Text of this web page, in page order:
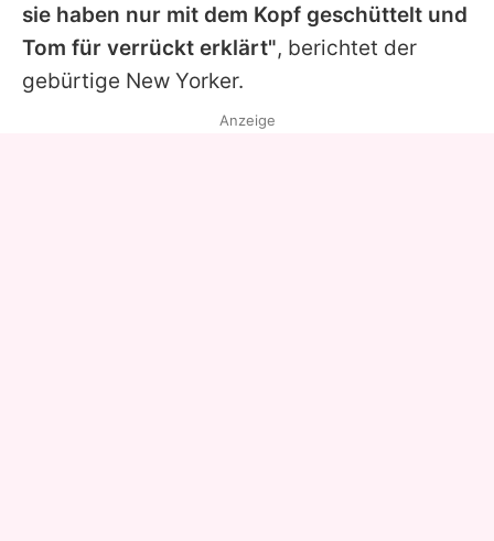
sie haben nur mit dem Kopf geschüttelt und
Tom für verrückt erklärt", berichtet der
gebürtige New Yorker.
Anzeige